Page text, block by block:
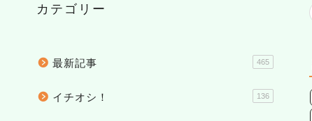
カテゴリー
最新記事 465
イチオシ！ 136